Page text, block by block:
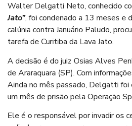
Walter Delgatti Neto, conhecido
Jato”, foi condenado a 13 meses e
calúnia contra Januário Paludo,
tarefa de Curitiba da Lava Jato.
A decisão é do juiz Osias Alves
de Araraquara (SP). Com
Ainda no mês passado, Delgatti foi
um mês de prisão pela Operação
Ele é o responsável por invadir os